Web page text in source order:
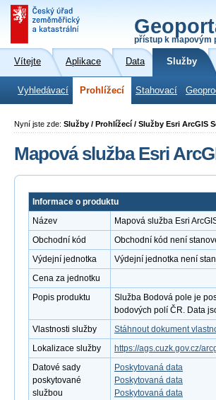
přístup k mapovým
Vítejte Aplikace Data Služby
Vyhledávací Prohlížecí Stahovací
Nyní jste zde: Služby / Prohlížecí / Služby Esri ArcGIS
Mapová služba Esri
Informace o produktu
Název
Mapová služba Esri
Obchodní kód
Obchodní kód není
Výdejní jednotka
Výdejní jednotka není
Cena za jednotku
Popis produktu
Služba Bodová pole je
bodových polí ČR. Data
Vlastnosti služby
Stáhnout dokument
Lokalizace služby
https://ags.cuzk.gov.cz/
Datové sady
poskytované
službou
Poskytovaná data
Poskytovaná data
Poskytovaná data